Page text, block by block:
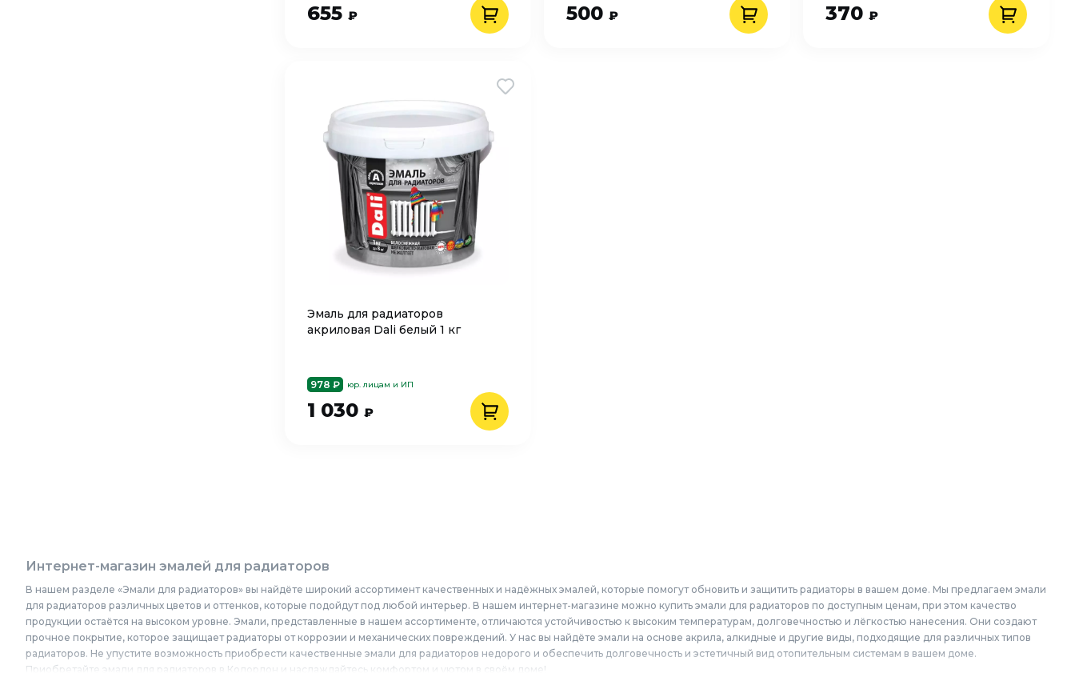
655 ₽ 500 ₽ 370 ₽
Эмаль для радиаторов
акриловая Dali белый 1 кг
978 ₽ юр. лицам и ИП
1 030 ₽
Интернет-магазин эмалей для радиаторов
В нашем разделе «Эмали для радиаторов» вы найдёте широкий ассортимент качественных и надёжных эмалей, которые помогут обновить и защитить радиаторы в вашем доме. Мы предлагаем эмали
для радиаторов различных цветов и оттенков, которые подойдут под любой интерьер. В нашем интернет-магазине можно купить эмали для радиаторов по доступным ценам, при этом качество
продукции остаётся на высоком уровне. Эмали, представленные в нашем ассортименте, отличаются устойчивостью к высоким температурам, долговечностью и лёгкостью нанесения. Они создают
прочное покрытие, которое защищает радиаторы от коррозии и механических повреждений. У нас вы найдёте эмали на основе акрила, алкидные и другие виды, подходящие для различных типов
радиаторов. Не упустите возможность приобрести качественные эмали для радиаторов недорого и обеспечить долговечность и эстетичный вид отопительным системам в вашем доме.
Приобретайте эмали для радиаторов в Колорлон и наслаждайтесь комфортом и уютом в своём доме!